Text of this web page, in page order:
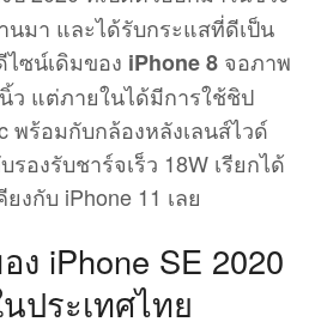
นมา และได้รับกระแสที่ดีเป็น
ซน์เดิมของ iPhone 8 จอภาพ
ว แต่ภายในได้มีการใช้ชิป
พร้อมกับกล้องหลังเลนส์ไวด์
องรับชาร์จเร็ว 18W เรียกได้
งกับ iPhone 11 เลย
iPhone SE 2020
ประเทศไทย